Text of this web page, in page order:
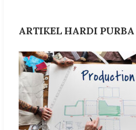
ARTIKEL HARDI